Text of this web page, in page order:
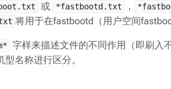
或 *fastbootd.txt ，
将用于在fastbootd（用户空间
字样来描述文件的不同作用（即刷入
名称进行区分。